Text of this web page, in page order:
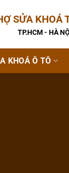
SỬA KHOÁ
TP.HCM - HÀ
KHOÁ Ô TÔ